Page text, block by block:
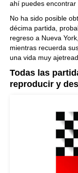
ahí puedes encontrar
No ha sido posible
décima partida,
regreso a Nueva
mientras recuerda
una vida muy
Todas las
reproducir y